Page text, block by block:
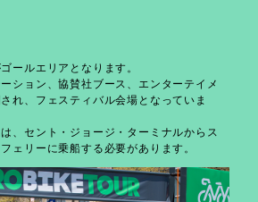
ールエリアとなります。
ション、協賛社ブース、エンターテイメ
れ、フェスティバル会場となっていま
、セント・ジョージ・ターミナルからス
ェリーに乗船する必要があります。